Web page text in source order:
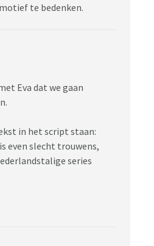
te bedenken.
Eva dat we gaan
in het script staan:
even slecht trouwens,
series